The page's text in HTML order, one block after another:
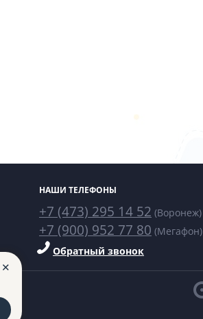
НАШИ ТЕЛЕФОНЫ
+7 (473) 295 14 52 (Воронеж)
+7 (900) 952 77 80 (Мегафон)
Обратный звонок
✕